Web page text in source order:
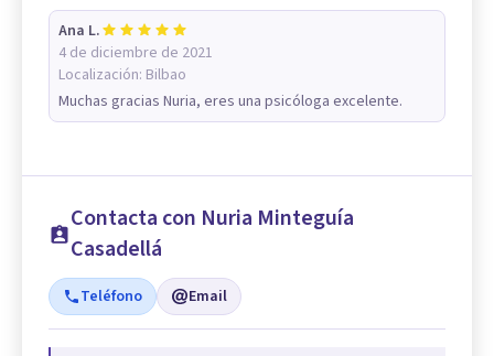
Ana L.
4 de diciembre de 2021
Localización: Bilbao
Muchas gracias Nuria, eres una psicóloga excelente.
Contacta con Nuria Minteguía
Casadellá
Teléfono Email